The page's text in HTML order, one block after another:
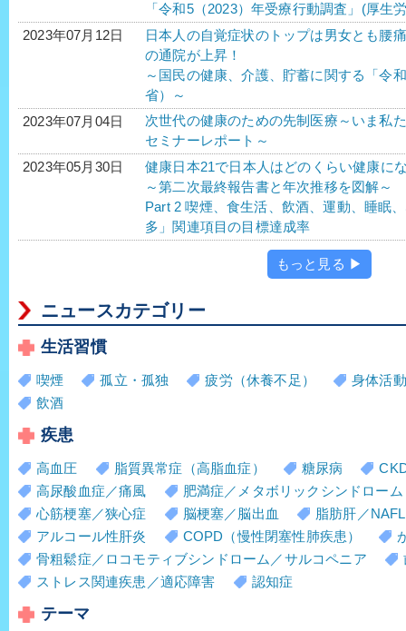
「令和5（2023）年受療行動調査」(厚生
2023年07月12日
日本人の自覚症状のトップは男女とも腰
の通院が上昇！
～国民の健康、介護、貯蓄に関する「令
省）～
2023年07月04日
次世代の健康のための先制医療～いま私
セミナーレポート～
2023年05月30日
健康日本21で日本人はどのくらい健康に
～第二次最終報告書と年次推移を図解～
Part 2 喫煙、食生活、飲酒、運動、睡眠
多」関連項目の目標達成率
もっと見る ▶
ニュースカテゴリー
生活習慣
喫煙 孤立・孤独 疲労（休養不足）
身体活
飲酒
疾患
高血圧 脂質異常症（高脂血症） 糖尿病
高尿酸血症／痛風
肥満症／メタボリックシンドローム
心筋梗塞／狭心症
脳梗塞／脳出血
脂肪肝／
アルコール性肝炎
COPD（慢性閉塞性肺疾患）
骨粗鬆症／ロコモティブシンドローム／サルコペニア
ストレス関連疾患／適応障害
認知症
テーマ